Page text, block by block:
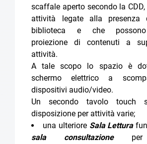
scaffale aperto secondo la
attività legate alla
biblioteca e che possono
proiezione di contenuti a
attività.
A tale scopo lo spazio è
schermo elettrico a
dispositivi audio/video.
Un secondo tavolo touch
disposizione per attività varie;
una ulteriore Sala Lettura
sala consultazioneper